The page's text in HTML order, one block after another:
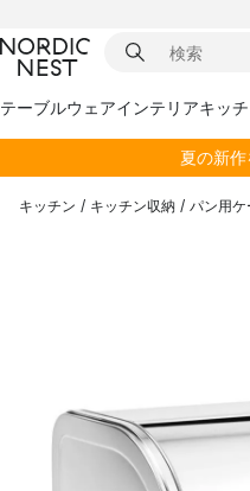
テーブルウェアインテリアキッ
夏の新
キッチン / キッチン収納 / パン用ケ